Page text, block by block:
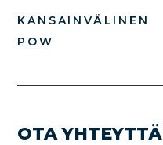
KANSAINVÄLINEN
POW
OTA YHTEYTTÄ